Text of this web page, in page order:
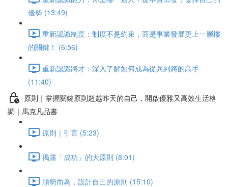
優勢 (13:49)
重新認識制度：制度不是約束，而是事業發展更上一層樓
的關鍵！ (6:56)
重新認識將才：深入了解如何成為從兵到將的高手
(11:40)
原則｜掌握關鍵原則超越昨天的自己，開啟優雅又高效生活格
調｜馬克凡品書
原則｜引言 (5:23)
揭露「成功」的大原則 (8:01)
順勢而為，設計自己的原則 (15:10)